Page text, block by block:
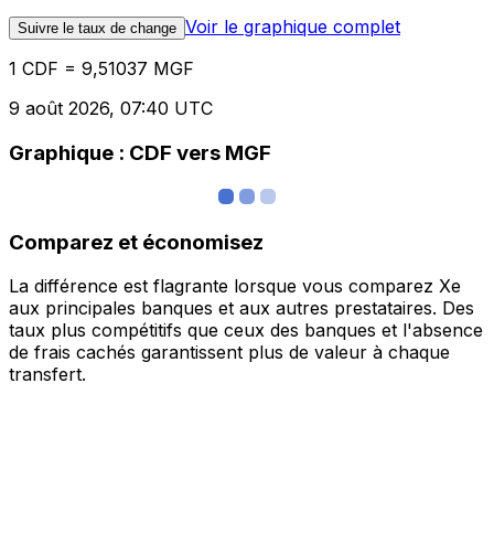
Suivre le taux de change Voir le graphique complet
1 CDF = 9,51037 MGF
9 août 2026, 07:40 UTC
Graphique : CDF vers MGF
Comparez et économisez
La différence est flagrante lorsque vous comparez Xe
aux principales banques et aux autres prestataires. Des
taux plus compétitifs que ceux des banques et l'absence
de frais cachés garantissent plus de valeur à chaque
transfert.